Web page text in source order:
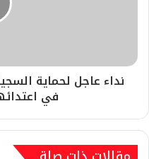
نداء عاجل لحماية
في